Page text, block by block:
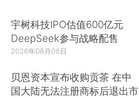
宇树科技IPO估值600亿元
DeepSeek参与战略配售
2026年08月06日
贝恩资本宣布收购贡茶 在中
国大陆无法注册商标后退出市